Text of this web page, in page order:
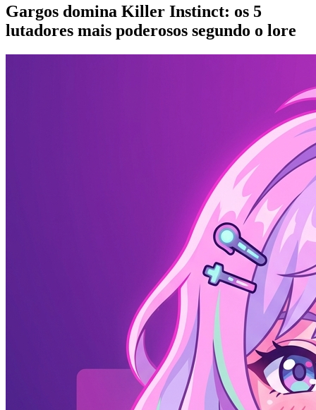
Gargos domina Killer Instinct: os 5
lutadores mais poderosos segundo o lore